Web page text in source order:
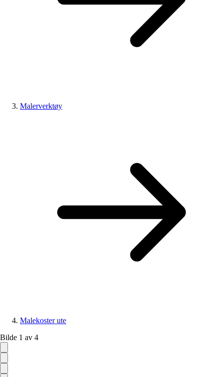
Malerverktøy
Malekoster ute
Bilde 1 av 4